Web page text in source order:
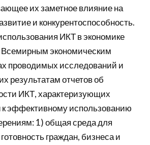
их заметное влияние на
и конкурентоспособность.
ИКТ в экономике
Всемирным экономическим
проводимых исследований и
результатам отчетов об
ИКТ, характеризующих
к эффективному использованию
1) общая среда для
граждан, бизнеса и